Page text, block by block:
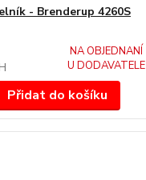
- Brenderup 4260S
NA OBJEDNANÍ
U DODAVATELE
Přidat do košíku